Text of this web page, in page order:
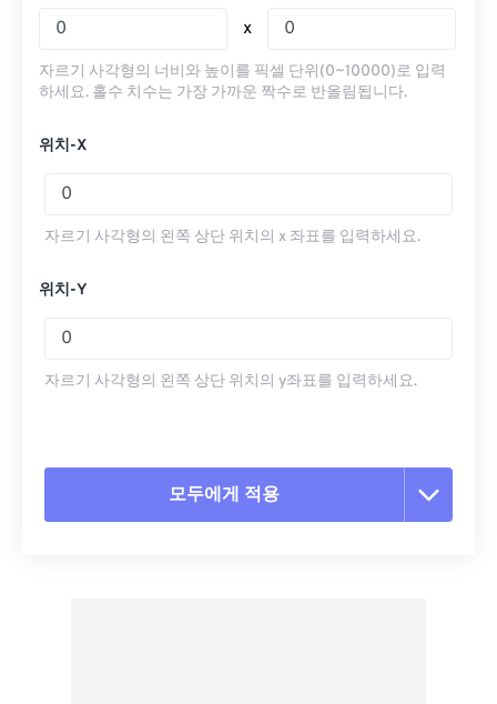
x
자르기 사각형의 너비와 높이를 픽셀 단위(0~10000)로 입력
하세요. 홀수 치수는 가장 가까운 짝수로 반올림됩니다.
위치-X
자르기 사각형의 왼쪽 상단 위치의 x 좌표를 입력하세요.
위치-Y
자르기 사각형의 왼쪽 상단 위치의 y좌표를 입력하세요.
모두에게 적용